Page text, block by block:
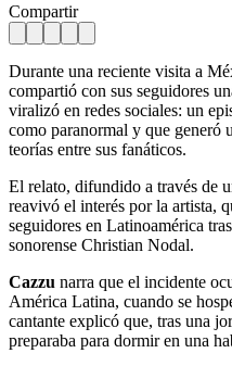
Compartir
Durante una reciente visita a
compartió con sus seguidores
viralizó en redes sociales: un
como paranormal y que generó
teorías entre sus fanáticos.
El relato, difundido a través de
reavivó el interés por la artista,
seguidores en Latinoamérica
sonorense Christian Nodal.
Cazzu narra que el incidente
América Latina, cuando se
cantante explicó que, tras una
preparaba para dormir en una